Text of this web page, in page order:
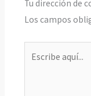
Tu dirección de
Los campos